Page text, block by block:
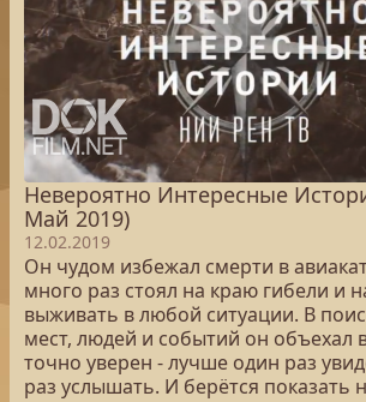
Невероятно Интересные
Май 2019)
12.02.2019
Он чудом избежал смерти в
много раз стоял на краю гибели и
выживать в любой ситуации. В
мест, людей и событий он объехал
точно уверен - лучше один раз
раз услышать. И берётся показать